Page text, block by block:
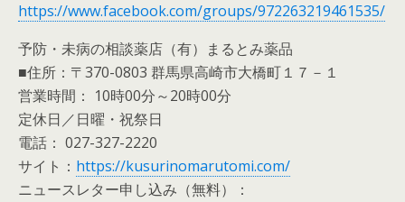
https://www.facebook.com/groups/972263219461535/
予防・未病の相談薬店（有）まるとみ薬品
■住所：〒370-0803 群馬県高崎市大橋町１７－１
営業時間： 10時00分～20時00分
定休日／日曜・祝祭日
電話： 027-327-2220
サイト： https://kusurinomarutomi.com/
ニュースレター申し込み（無料）：